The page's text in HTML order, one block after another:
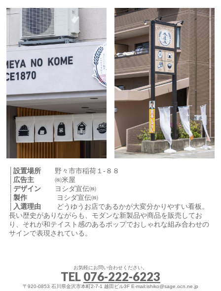
│設置場所 野々市市稲荷１-８８
│広告主 ㈱米屋
│デザイン ヨシダ宣伝㈱
│製作 ヨシダ宣伝㈱
│入選理由 どうゆうお店であるかが大変分かりやすい看板。
長い歴史がありながらも、モダンな新製品や商品を販売してお
り、それが和テイスト感のあるポップでおしゃれな組み合わせの
サインで表現されている。
お気軽にお問い合わせください。
TEL 076-222-6223
〒920-0853 石川県金沢市本町2-7-1 越田ビル3F E-mail:ishiko@sage.ocn.ne.jp